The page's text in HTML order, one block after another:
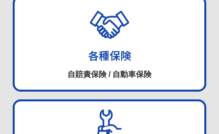
各種保険
自賠責保険 / 自動車保険